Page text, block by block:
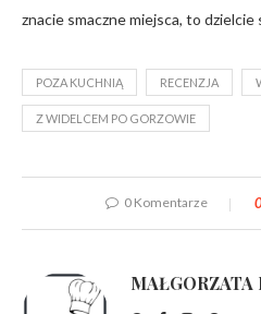
znacie smaczne miejsca, to dzielcie
POZA KUCHNIĄ RECENZJA
Z WIDELCEM PO GORZOWIE
0 Komentarze
MAŁGORZATA